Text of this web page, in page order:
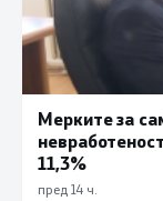
Мерките за
11,3%
пред 14 ч.